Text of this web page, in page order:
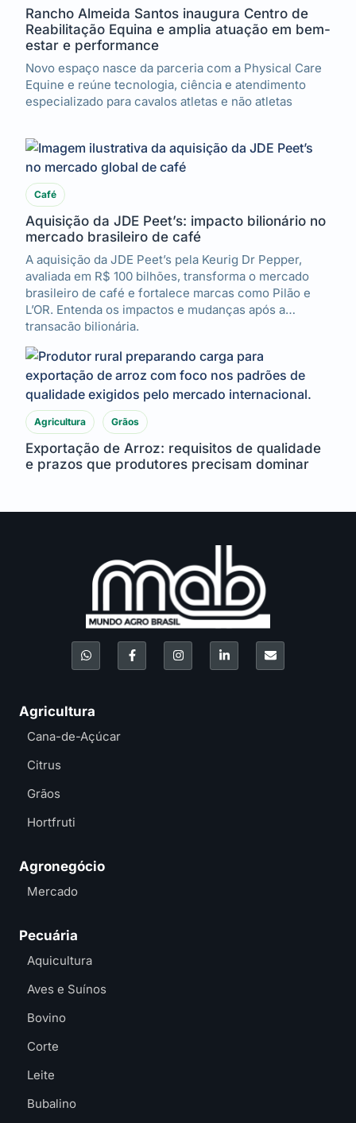
Rancho Almeida Santos inaugura Centro de
Reabilitação Equina e amplia atuação em bem-
estar e performance
Novo espaço nasce da parceria com a Physical Care
Equine e reúne tecnologia, ciência e atendimento
especializado para cavalos atletas e não atletas
Café
Aquisição da JDE Peet’s: impacto bilionário no
mercado brasileiro de café
A aquisição da JDE Peet’s pela Keurig Dr Pepper,
avaliada em R$ 100 bilhões, transforma o mercado
brasileiro de café e fortalece marcas como Pilão e
L’OR. Entenda os impactos e mudanças após a
transação bilionária.
Agricultura Grãos
Exportação de Arroz: requisitos de qualidade
e prazos que produtores precisam dominar
Agricultura
Cana-de-Açúcar
Citrus
Grãos
Hortfruti
Agronegócio
Mercado
Pecuária
Aquicultura
Aves e Suínos
Bovino
Corte
Leite
Bubalino